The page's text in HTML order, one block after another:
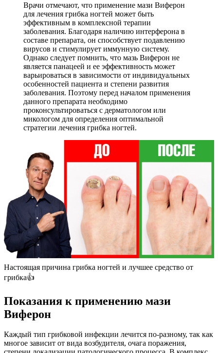
Врачи отмечают, что применение мази Виферон
для лечения грибка ногтей может быть
эффективным в комплексной терапии
заболевания. Благодаря наличию интерферона в
составе препарата, он способствует подавлению
вирусов и стимулирует иммунную систему.
Однако следует помнить, что мазь Виферон не
является панацеей и ее эффективность может
варьироваться в зависимости от индивидуальных
особенностей пациента и степени развития
заболевания. Поэтому перед началом применения
данного препарата необходимо
проконсультироваться с дерматологом или
микологом для определения оптимальной
стратегии лечения грибка ногтей.
Настоящая причина грибка ногтей и лучшее средство от
грибка👍
Показания к применению мази
Виферон
Каждый тип грибковой инфекции лечится по-разному, так как
многое зависит от вида возбудителя, очага поражения,